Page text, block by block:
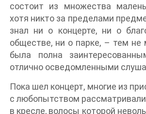
состоит из множества
хотя никто за пределами
знал ни о концерте, ни о
обществе, ни о парке, – тем не
была полна
отлично осведомленными
Пока шел концерт, многие из
с любопытством
в кресле, волосы которой